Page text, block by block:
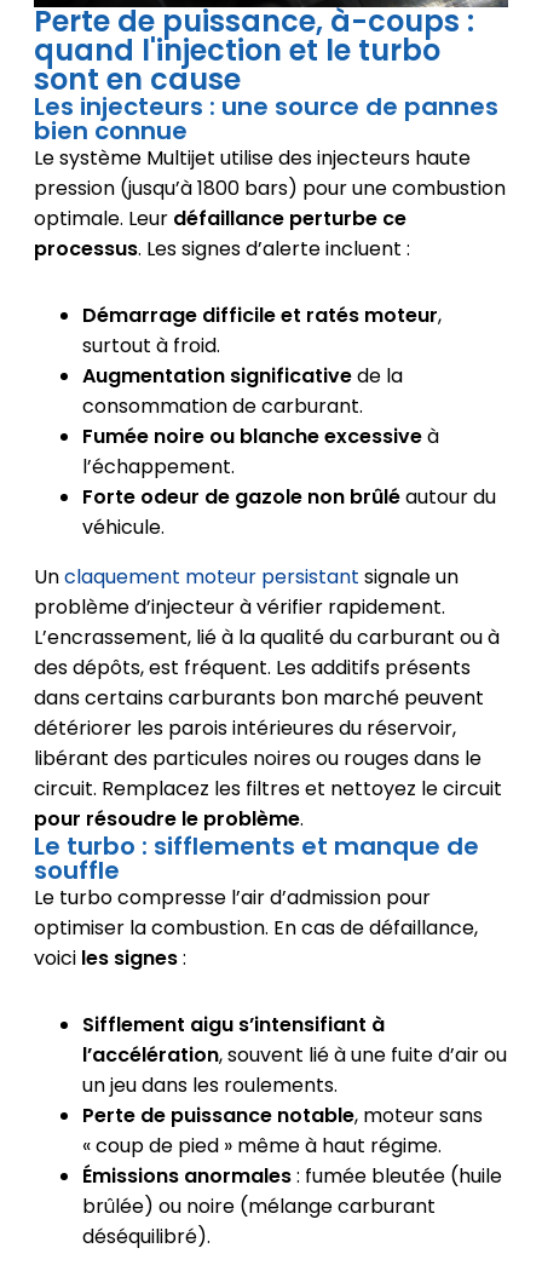
Perte de puissance, à-coups :
quand l'injection et le turbo
sont en cause
Les injecteurs : une source de pannes
bien connue
Le système Multijet utilise des injecteurs haute
pression (jusqu’à 1800 bars) pour une combustion
optimale. Leur défaillance perturbe ce
processus. Les signes d’alerte incluent :
Démarrage difficile et ratés moteur,
surtout à froid.
Augmentation significativede la
consommation de carburant.
Fumée noire ou blanche excessiveà
l’échappement.
Forte odeur de gazole non brûléautour du
véhicule.
Unclaquement moteur persistant signale un
problème d’injecteur à vérifier rapidement.
L’encrassement, lié à la qualité du carburant ou à
des dépôts, est fréquent. Les additifs présents
dans certains carburants bon marché peuvent
détériorer les parois intérieures du réservoir,
libérant des particules noires ou rouges dans le
circuit. Remplacez les filtres et nettoyez le circuit
pour résoudre le problème.
Le turbo : sifflements et manque de
souffle
Le turbo compresse l’air d’admission pour
optimiser la combustion. En cas de défaillance,
voici les signes:
Sifflement aigu s’intensifiant à
l’accélération, souvent lié à une fuite d’air ou
un jeu dans les roulements.
Perte de puissance notable, moteur sans
« coup de pied » même à haut régime.
Émissions anormales: fumée bleutée (huile
brûlée) ou noire (mélange carburant
déséquilibré).